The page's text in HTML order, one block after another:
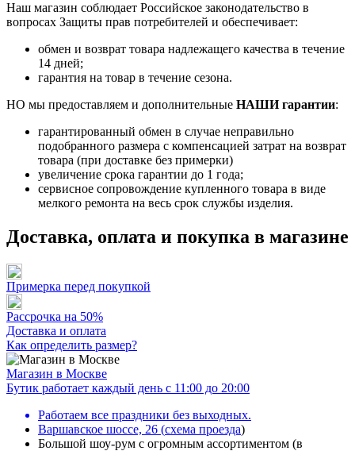
Наш магазин соблюдает Российское законодательство в
вопросах Защиты прав потребителей и обеспечивает:
обмен и возврат товара надлежащего качества в течение
14 дней;
гарантия на товар в течение сезона.
НО мы предоставляем и дополнительные НАШИ гарантии:
гарантированный обмен в случае неправильно
подобранного размера с компенсацией затрат на возврат
товара (при доставке без примерки)
увеличение срока гарантии до 1 года;
сервисное сопровождение купленного товара в виде
мелкого ремонта на весь срок службы изделия.
Доставка, оплата и покупка в магазине
Примерка перед покупкой
Рассрочка на 50%
Доставка и оплата
Как определить размер?
Магазин в Москве
Бутик работает каждый день с 11:00 до 20:00
Работаем все праздники без выходных.
Варшавское шоссе, 26 (схема проезда)
Большой шоу-рум с огромным ассортиментом (в